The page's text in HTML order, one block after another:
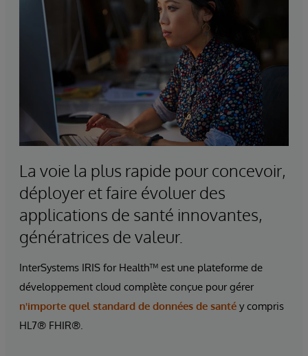
La voie la plus rapide pour concevoir,
déployer et faire évoluer des
applications de santé innovantes,
génératrices de valeur.
InterSystems IRIS for Health™ est une plateforme de
développement cloud complète conçue pour gérer
n'importe quel standard de données de santé y compris
HL7® FHIR®.